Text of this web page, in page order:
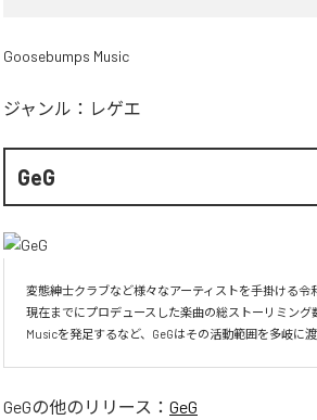
Goosebumps Music
ジャンル： レゲエ
GeG
変態紳士クラブなど様々なアーティストを手掛ける令
現在までにプロデュースした楽曲の総ストーリミン
Musicを発足するなど、GeGはその活動範囲を多岐に
GeGの他のリリース： GeG